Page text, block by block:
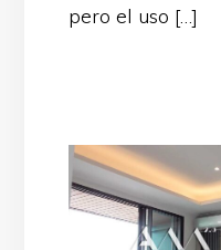
pero el uso […]